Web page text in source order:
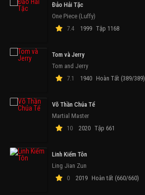
Đảo Hải Tặc
One Piece (Luffy)
7.4
1999 Tập 1168
Tom và Jerry
Tom and Jerry
7.1
1940 Hoàn Tất (389/389)
Võ Thần Chúa Tể
Martial Master
10
2020 Tập 661
Linh Kiếm Tôn
Ling Jian Zun
0
2019 Hoàn tất (660/660)